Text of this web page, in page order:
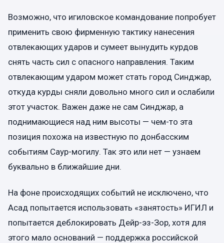
Возможно, что игиловское командование попробует
применить свою фирменную тактику нанесения
отвлекающих ударов и сумеет вынудить курдов
снять часть сил с опасного направления. Таким
отвлекающим ударом может стать город Синджар,
откуда курды сняли довольно много сил и ослабили
этот участок. Важен даже не сам Синджар, а
поднимающиеся над ним высоты — чем-то эта
позиция похожа на известную по донбасским
событиям Саур-могилу. Так это или нет — узнаем
буквально в ближайшие дни.
На фоне происходящих событий не исключено, что
Асад попытается использовать «занятость» ИГИЛ и
попытается деблокировать Дейр-эз-Зор, хотя для
этого мало оснований — поддержка российской